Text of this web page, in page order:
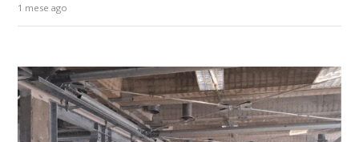
1 mese ago